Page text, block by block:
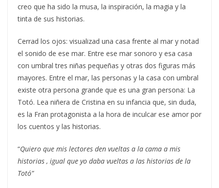
creo que ha sido la musa, la inspiración, la magia y la
tinta de sus historias.
Cerrad los ojos: visualizad una casa frente al mar y notad
el sonido de ese mar. Entre ese mar sonoro y esa casa
con umbral tres niñas pequeñas y otras dos figuras más
mayores. Entre el mar, las personas y la casa con umbral
existe otra persona grande que es una gran persona: La
Totó. Lea niñera de Cristina en su infancia que, sin duda,
es la Fran protagonista a la hora de inculcar ese amor por
los cuentos y las historias.
“Quiero que mis lectores den vueltas a la cama a mis
historias , igual que yo daba vueltas a las historias de la
Totó”